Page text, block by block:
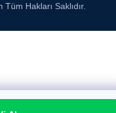
Hakları Saklıdır.